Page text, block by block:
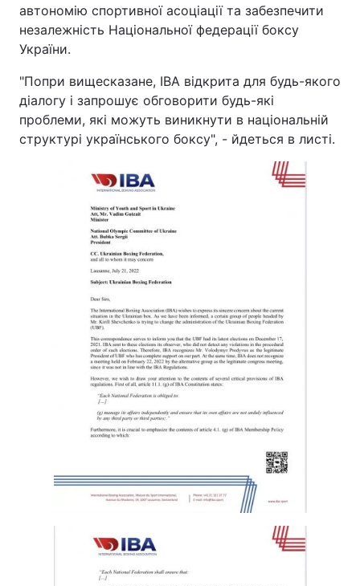
автономію спортивної асоціації та забезпечити
незалежність Національної федерації боксу
України.
"Попри вищесказане, IBA відкрита для будь-якого
діалогу і запрошує обговорити будь-які
проблеми, які можуть виникнути в національній
структурі українського боксу", - йдеться в листі.